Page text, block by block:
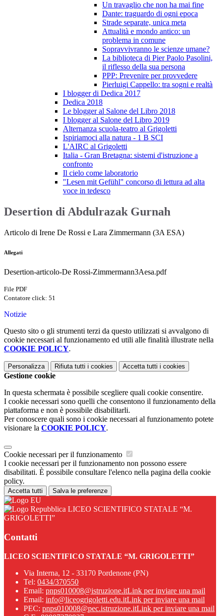
Un travaglio che non ha mai fine
Dante: traguardo di ogni epoca
Strade separate, unica meta
Attualità e mondo antico: un
problema in comune
Sopravvivranno le scienze umane?
La biblioteca di Pier Paolo Pasolini,
il riflesso della sua persona
PPP: Prevenire per provvedere
Pierluigi Cappello: tra sogni e realtà
I blogger di Dedica 2017
Dedica 2018
Le blogger al Salone del Libro 2018
I blogger al Salone del Libro 2019
Alternanza scuola-teatro al Grigoletti
Ispiriamoci alla natura - 1 B SCI
L'AIRC al Grigoletti
Italia - Gran Bretagna: sistemi d'istruzione a
confronto
Il cielo come laboratorio
"Lesen mit Gefühl" concorso di lettura ad alta
voce in tedesco
Desertion di Abdulrazak Gurnah
Articolo di Irene De Rossi e Lara Zimmermann (3A ESA)
Allegati
Desertion-articolo-De Rossi-Zimmermann3Aesa.pdf
File PDF
Contatore click: 51
Notizie
Questo sito o gli strumenti terzi da questo utilizzati si avvalgono di
cookie necessari al funzionamento ed utili alle finalità illustrate nella
COOKIE POLICY.
Personalizza Rifiuta tutti i cookies Accetta tutti i cookies
Gestione cookie
In questa schermata è possibile scegliere quali cookie consentire.
I cookie necessari sono quelli che consentono il funzionamento della
piattaforma e non è possibile disabilitarli.
Per conoscere quali sono i cookie necessari al funzionamento potete
visionare la COOKIE POLICY.
Cookie necessari per il funzionamento
I cookie necessari per il funzionamento non possono essere
disabilitati. È possibile consultare l'elenco nella pagina della cookie
policy.
Accetta tutti Salva le preferenze
LICEO SCIENTIFICO STATALE “M.
GRIGOLETTI”
Contatti
LICEO SCIENTIFICO STATALE “M. GRIGOLETTI”
Via Interna, 12 - 33170 Pordenone (PN)
Tel: 0434/370550
Email: pnps010008@istruzione.itLink per inviare una mail
Email: info@liceogrigoletti.edu.itLink per inviare una mail
PEC: pnps010008@pec.istruzione.itLink per inviare una mail